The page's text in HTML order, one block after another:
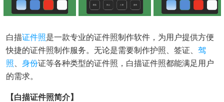
白描证件照是一款专业的证件照制作软件，为用户提供方便
快捷的证件照制作服务。无论是需要制作护照、签证、 驾
照
身份证等各种类型的证件照，白描证件照都能满足用户
的需求。
【白描证件照简介】